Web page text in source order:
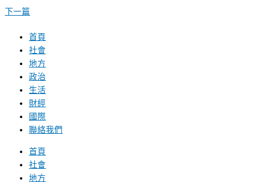
下一篇
首頁
社會
地方
政治
生活
財經
國際
聯絡我們
首頁
社會
地方